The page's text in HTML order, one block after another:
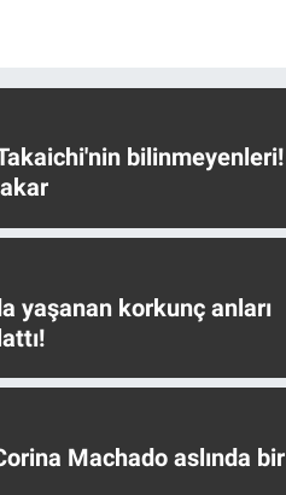
bilinmeyenleri!
yaşanan korkunç anları
Machado aslında bir